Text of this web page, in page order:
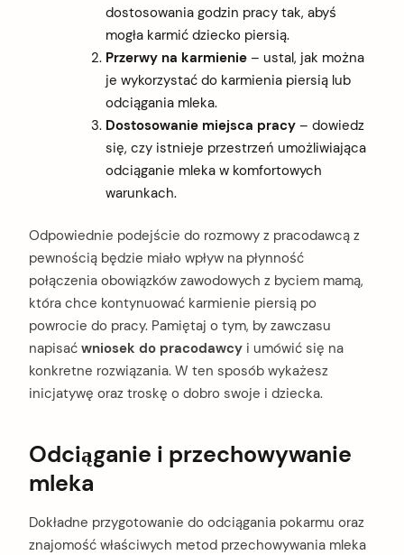
dostosowania godzin pracy tak, abyś
mogła karmić dziecko piersią.
Przerwy na karmienie– ustal, jak można
je wykorzystać do karmienia piersią lub
odciągania mleka.
Dostosowanie miejsca pracy– dowiedz
się, czy istnieje przestrzeń umożliwiająca
odciąganie mleka w komfortowych
warunkach.
Odpowiednie podejście do rozmowy z pracodawcą z
pewnością będzie miało wpływ na płynność
połączenia obowiązków zawodowych z byciem mamą,
która chce kontynuować karmienie piersią po
powrocie do pracy. Pamiętaj o tym, by zawczasu
napisać wniosek do pracodawcy i umówić się na
konkretne rozwiązania. W ten sposób wykażesz
inicjatywę oraz troskę o dobro swoje i dziecka.
Odciąganie i przechowywanie
mleka
Dokładne przygotowanie do odciągania pokarmu oraz
znajomość właściwych metod przechowywania mleka